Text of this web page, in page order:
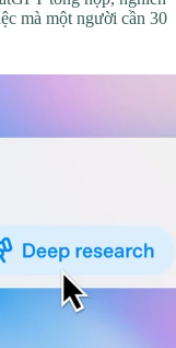
mà một người cần 30